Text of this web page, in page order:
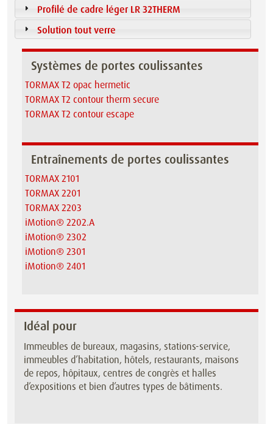
Profilé de cadre léger LR 32THERM
Solution tout verre
Systèmes de portes coulissantes
TORMAX T2 opac hermetic
TORMAX T2 contour therm secure
TORMAX T2 contour escape
Entraînements de portes coulissantes
TORMAX 2101
TORMAX 2201
TORMAX 2203
iMotion® 2202.A
iMotion® 2302
iMotion® 2301
iMotion® 2401
Idéal pour
Immeubles de bureaux, magasins, stations-service,
immeubles d’habitation, hôtels, restaurants, maisons
de repos, hôpitaux, centres de congrès et halles
d’expositions et bien d’autres types de bâtiments.